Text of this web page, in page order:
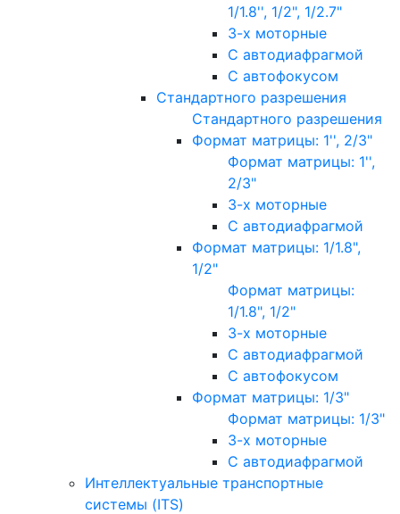
1/1.8'', 1/2", 1/2.7"
3-х моторные
С автодиафрагмой
С автофокусом
Стандартного разрешения
Стандартного разрешения
Формат матрицы: 1'', 2/3"
Формат матрицы: 1'',
2/3"
3-х моторные
С автодиафрагмой
Формат матрицы: 1/1.8",
1/2"
Формат матрицы:
1/1.8", 1/2"
3-х моторные
С автодиафрагмой
С автофокусом
Формат матрицы: 1/3"
Формат матрицы: 1/3"
3-х моторные
С автодиафрагмой
Интеллектуальные транспортные
системы (ITS)